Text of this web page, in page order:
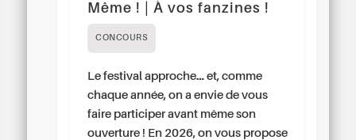
Même ! | À vos fanzines !
CONCOURS
Le festival approche… et, comme
chaque année, on a envie de vous
faire participer avant même son
ouverture ! En 2026, on vous propose